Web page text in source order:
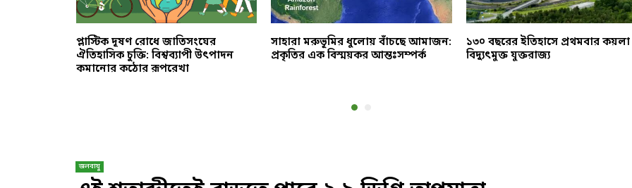
প্লাস্টিক দূষণ রোধে জাতিসংঘের
ঐতিহাসিক চুক্তি: বিশ্বব্যাপী উৎপাদন
কমানোর কঠোর রূপরেখা
সাহারা মরুভূমির ধুলোয় বাঁচছে আমাজন:
প্রকৃতির এক বিস্ময়কর আন্তঃসম্পর্ক
১৩০ বছরের ইতিহাসে প্রথমবার কয়লা
বিদ্যুৎমুক্ত যুক্তরাজ্য
জলবায়ু